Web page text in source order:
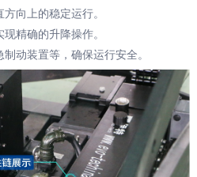
向上的稳定运行。
精确的升降操作。
动装置等，确保运行安全。